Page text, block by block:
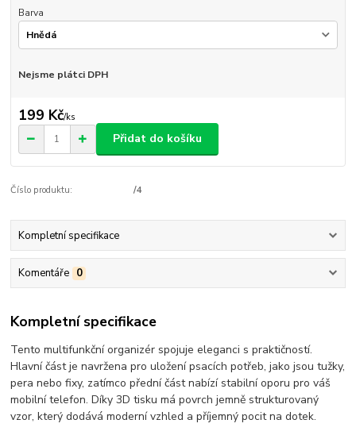
Barva
Nejsme plátci DPH
199 Kč/ks
Přidat do košíku
Číslo produktu: /4
Kompletní specifikace
Komentáře 0
Kompletní specifikace
Tento multifunkční organizér spojuje eleganci s praktičností.
Hlavní část je navržena pro uložení psacích potřeb, jako jsou tužky,
pera nebo fixy, zatímco přední část nabízí stabilní oporu pro váš
mobilní telefon. Díky 3D tisku má povrch jemně strukturovaný
vzor, který dodává moderní vzhled a příjemný pocit na dotek.